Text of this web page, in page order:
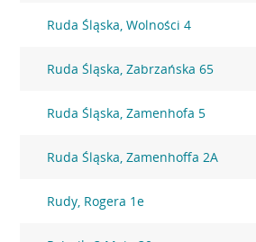
Ruda Śląska, Wolności 4
Ruda Śląska, Zabrzańska 65
Ruda Śląska, Zamenhofa 5
Ruda Śląska, Zamenhoffa 2A
Rudy, Rogera 1e